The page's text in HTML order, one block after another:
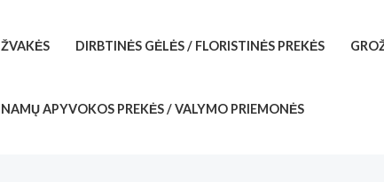
ŽVAKĖS DIRBTINĖS GĖLĖS / FLORISTINĖS PREKĖS
NAMŲ APYVOKOS PREKĖS / VALYMO PRIEMONĖS